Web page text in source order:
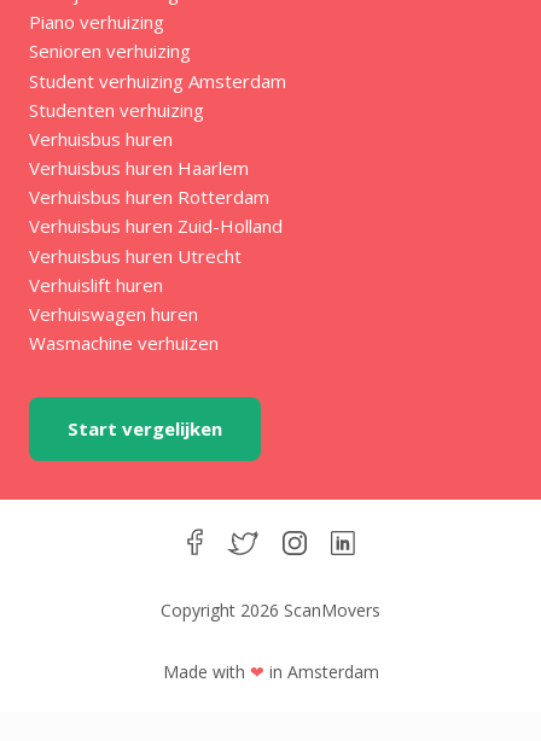
Piano verhuizing
Senioren verhuizing
Student verhuizing Amsterdam
Studenten verhuizing
Verhuisbus huren
Verhuisbus huren Haarlem
Verhuisbus huren Rotterdam
Verhuisbus huren Zuid-Holland
Verhuisbus huren Utrecht
Verhuislift huren
Verhuiswagen huren
Wasmachine verhuizen
Start vergelijken
Copyright 2026 ScanMovers
Made with ❤ in Amsterdam